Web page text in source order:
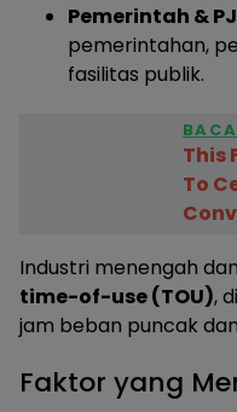
Pemerintah &
pemerintahan,
fasilitas publik.
This
To
Industri menengah
time-of-use (TOU),
jam beban puncak
Faktor yang